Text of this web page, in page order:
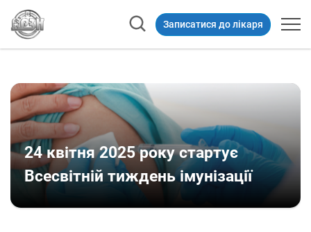
Записатися до лікаря
24 квітня 2025 року стартує
Всесвітній тиждень імунізації